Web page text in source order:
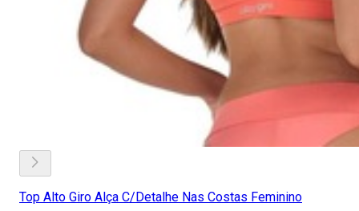
Top Alto Giro Alça C/Detalhe Nas Costas Feminino